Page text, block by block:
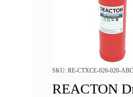
SKU: RE-CTXCE-026-020-ABC
REACTON